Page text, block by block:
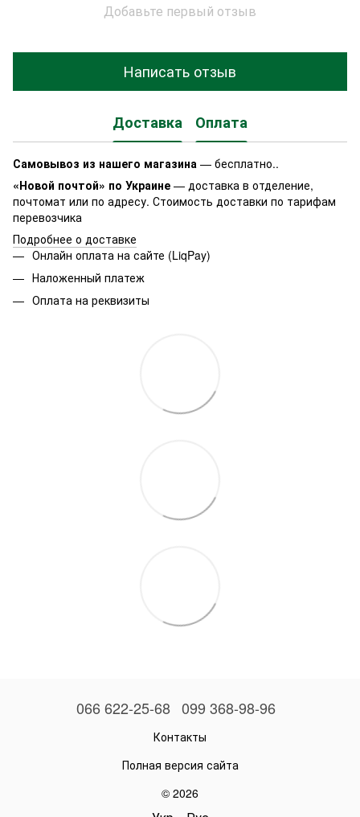
Добавьте первый отзыв
Написать отзыв
Доставка Оплата
Самовывоз из нашего магазина — бесплатно..
«Новой почтой» по Украине — доставка в отделение,
почтомат или по адресу. Стоимость доставки по тарифам
перевозчика
Подробнее о доставке
Онлайн оплата на сайте (LiqPay)
Наложенный платеж
Оплата на реквизиты
066 622-25-68 099 368-98-96
Контакты
Полная версия сайта
© 2026